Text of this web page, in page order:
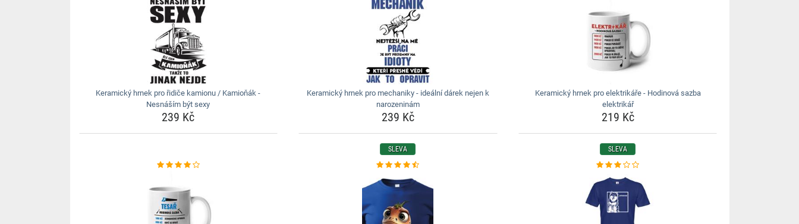
Keramický hrnek pro řidiče kamionu / Kamioňák -
Nesnáším být sexy
239 Kč
Keramický hrnek pro mechaniky - ideální dárek nejen k
narozeninám
239 Kč
Keramický hrnek pro elektrikáře - Hodinová sazba
elektrikář
219 Kč
SLEVA SLEVA